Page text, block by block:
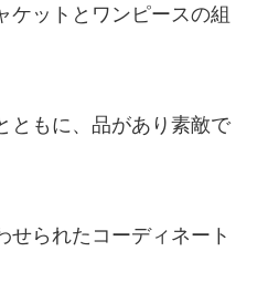
ケットとワンピースの組
ともに、品があり素敵で
せられたコーディネート